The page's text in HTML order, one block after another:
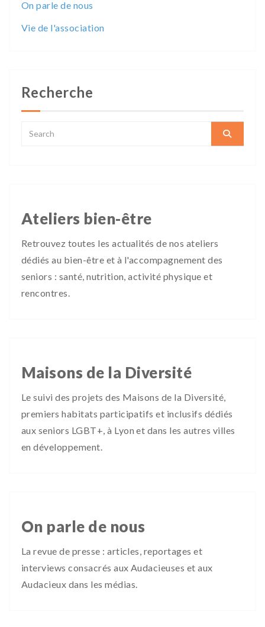
On parle de nous
Vie de l'association
Recherche
Ateliers bien-être
Retrouvez toutes les actualités de nos ateliers
dédiés au bien-être et à l'accompagnement des
seniors : santé, nutrition, activité physique et
rencontres.
Maisons de la Diversité
Le suivi des projets des Maisons de la Diversité,
premiers habitats participatifs et inclusifs dédiés
aux seniors LGBT+, à Lyon et dans les autres villes
en développement.
On parle de nous
La revue de presse : articles, reportages et
interviews consacrés aux Audacieuses et aux
Audacieux dans les médias.